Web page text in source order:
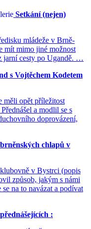
Setkání (nejen)
mládeže v Brně-
mít mimo jiné možnost
jarní cesty po Ugandě. …
s Vojtěchem Kodetem
měli opět příležitost
a modlil se s
doprovázení,
chlapů v
v Bystrci (popis
způsob, jakým s námi
na to navázat a podívat
: